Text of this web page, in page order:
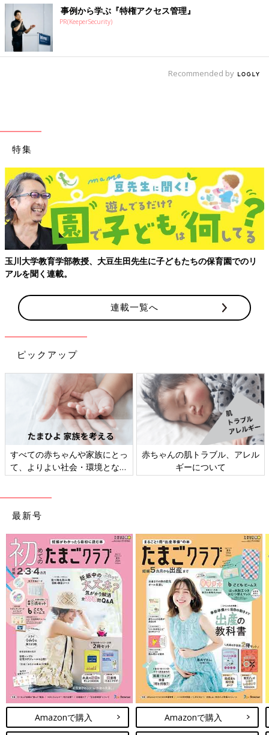
事例から学ぶ『特権アクセス管理』
PR(KeeperSecurity)
Recommended by
特集
玉川大学教育学部教授、大豆生田先生に子どもたちの保育園でのリ
アルを聞く連載。
連載一覧へ
ピックアップ
すべての赤ちゃんや家族にとっ
て、よりよい社会・環境となる
赤ちゃんの肌トラブル、アレル
ギーについて
最新号
Amazonで購入 Amazonで購入